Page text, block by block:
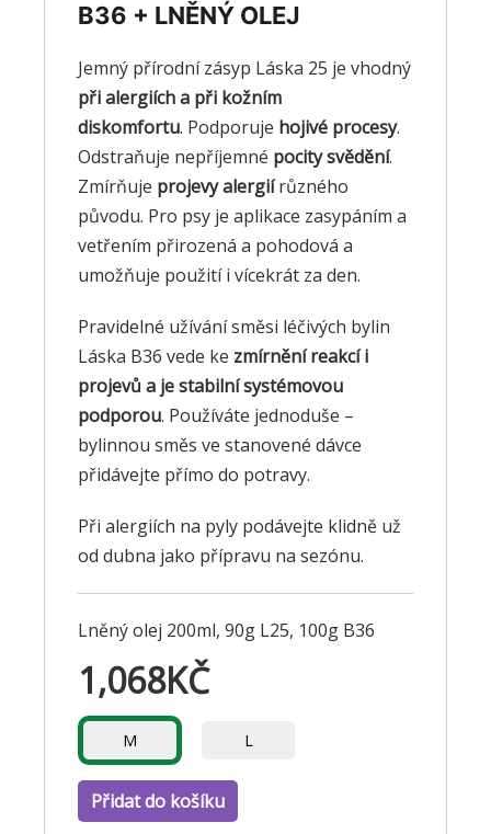
B36 + LNĚNÝ OLEJ
Jemný přírodní zásyp Láska 25 je vhodný
při alergiích a při kožním
diskomfortu. Podporuje hojivé procesy.
Odstraňuje nepříjemné pocity svědění.
Zmírňuje projevy alergiírůzného
původu. Pro psy je aplikace zasypáním a
vetřením přirozená a pohodová a
umožňuje použití i vícekrát za den.
Pravidelné užívání směsi léčivých bylin
Láska B36 vede ke zmírnění reakcí i
projevů a je stabilní systémovou
podporou. Používáte jednoduše –
bylinnou směs ve stanovené dávce
přidávejte přímo do potravy.
Při alergiích na pyly podávejte klidně už
od dubna jako přípravu na sezónu.
Lněný olej 200ml, 90g L25, 100g B36
1,068KČ
M L
Přidat do košíku